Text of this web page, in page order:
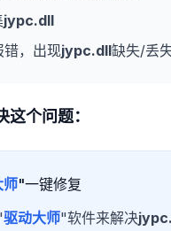
jypc.dll
错，出现jypc.dll缺失/丢
个问题：
师"一键修复
驱动大师"软件来解决